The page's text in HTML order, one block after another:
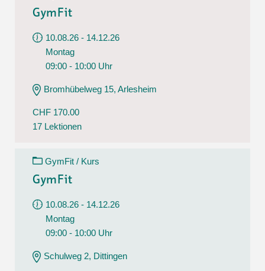
GymFit
10.08.26 - 14.12.26
Montag
09:00 - 10:00 Uhr
Bromhübelweg 15, Arlesheim
CHF 170.00
17 Lektionen
GymFit / Kurs
GymFit
10.08.26 - 14.12.26
Montag
09:00 - 10:00 Uhr
Schulweg 2, Dittingen